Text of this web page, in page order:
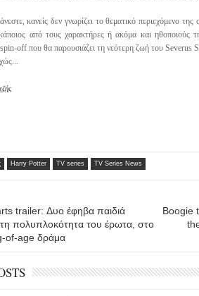
κανείς δεν γνωρίζει το θεματικό περιεχόμενο
από τους χαρακτήρες ή ακόμα και ηθοποιούς
off που θα παρουσιάζει τη νεότερη ζωή του Severus
Harry Potter TV series TV Series News
trailer: Δυο έφηβα παιδιά
πολυπλοκότητα του έρωτα, στο
of-age δράμα
Boogie